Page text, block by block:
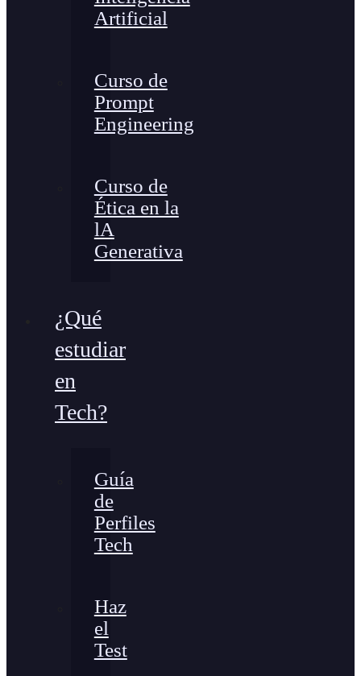
Artificial
Curso de
Prompt
Engineering
Curso de
Ética en la
lA
Generativa
¿Qué
estudiar
en
Tech?
Guía
de
Perfiles
Tech
Haz
el
Test